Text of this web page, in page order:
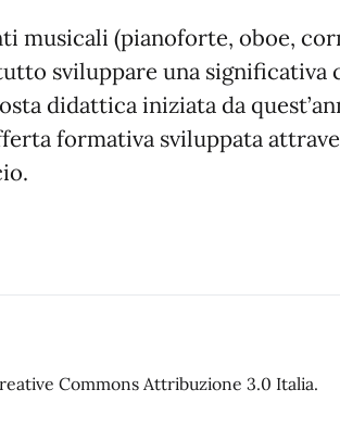
(pianoforte, oboe,
sviluppare una significativa
didattica iniziata da
formativa sviluppata
Commons Attribuzione 3.0 Italia.